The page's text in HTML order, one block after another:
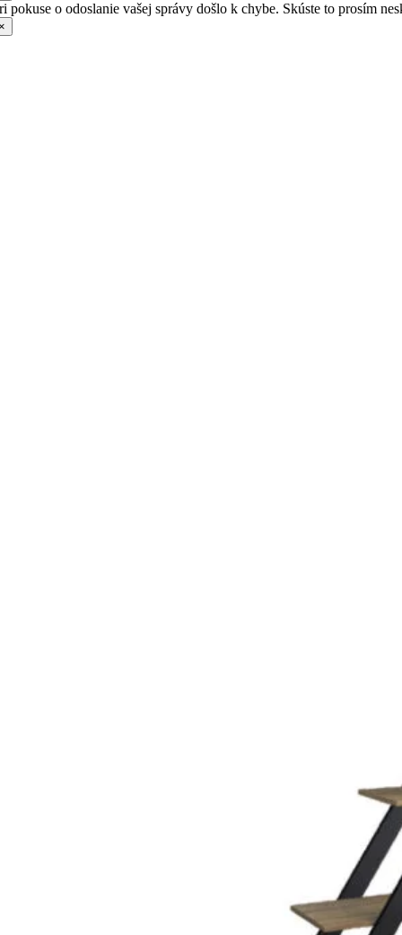
pokuse o odoslanie vašej správy došlo k chybe. Skúste to prosím